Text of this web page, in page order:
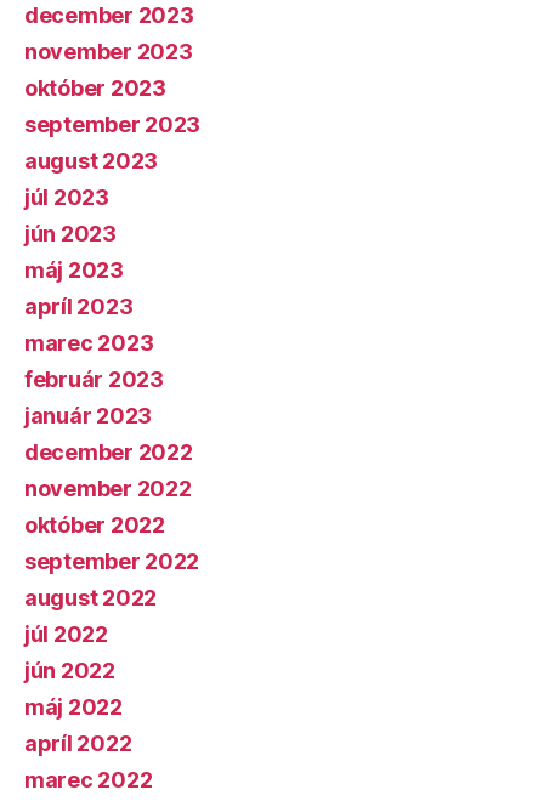
december 2023
november 2023
október 2023
september 2023
august 2023
júl 2023
jún 2023
máj 2023
apríl 2023
marec 2023
február 2023
január 2023
december 2022
november 2022
október 2022
september 2022
august 2022
júl 2022
jún 2022
máj 2022
apríl 2022
marec 2022